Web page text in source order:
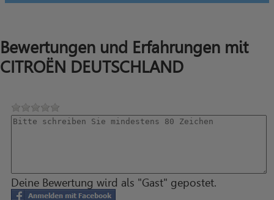
Bewertungen und Erfahrungen mit
CITROËN DEUTSCHLAND
Deine Bewertung wird als "Gast" gepostet.